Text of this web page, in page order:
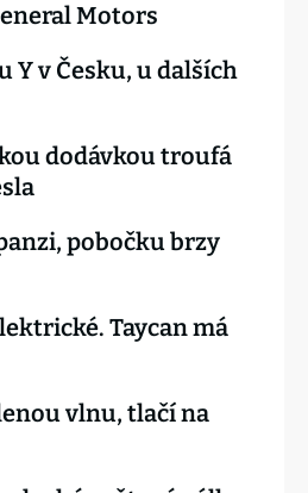
Motors
Y v Česku, u dalších
dodávkou troufá
pobočku brzy
Taycan má
vlnu, tlačí na